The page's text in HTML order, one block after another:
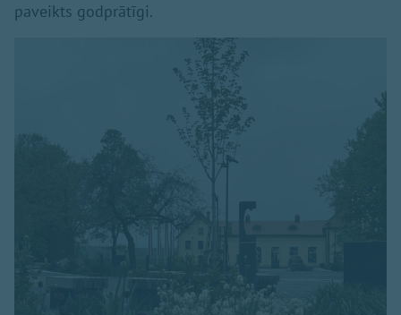
paveikts godprātīgi.